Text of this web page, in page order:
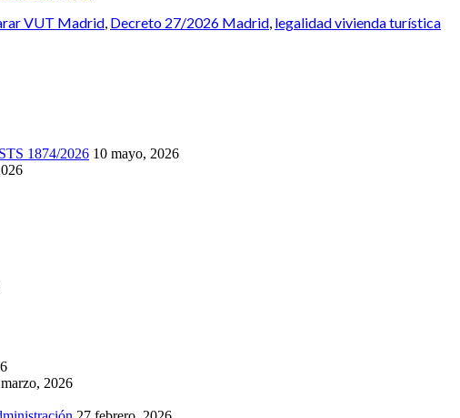
VUT Madrid Decreto 27/2026 Madrid legalidad vivienda turística
1874/2026 10 mayo, 2026
2026